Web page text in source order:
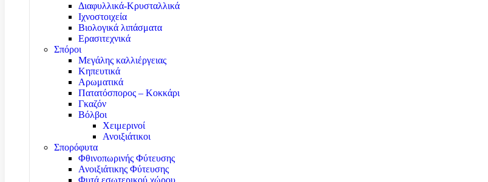
Διαφυλλικά-Κρυσταλλικά
Ιχνοστοιχεία
Βιολογικά λιπάσματα
Ερασιτεχνικά
Σπόροι
Μεγάλης καλλιέργειας
Κηπευτικά
Αρωματικά
Πατατόσπορος – Κοκκάρι
Γκαζόν
Βόλβοι
Χειμερινοί
Ανοιξιάτικοι
Σπορόφυτα
Φθινοπωρινής Φύτευσης
Ανοιξιάτικης Φύτευσης
Φυτά εσωτερικού χώρου